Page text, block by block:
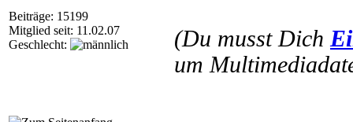
Beiträge: 15199
Mitglied seit: 11.02.07
Geschlecht:
(Du musst Dich
um